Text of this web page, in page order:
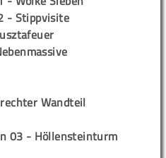
- Stippvisite
Wandteil
03 - Höllensteinturm